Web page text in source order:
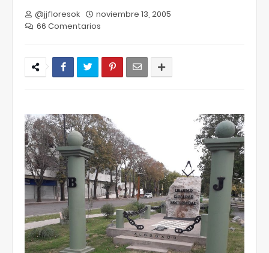
@jjfloresok
noviembre 13, 2005
66 Comentarios